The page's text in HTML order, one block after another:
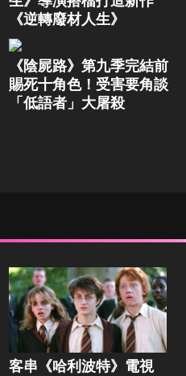
《逆轉廢材人生》
《陰屍路》第九季完結前
賜死十角色！受害要角談
「低語者」大屠殺
客串《哈利波特》電視